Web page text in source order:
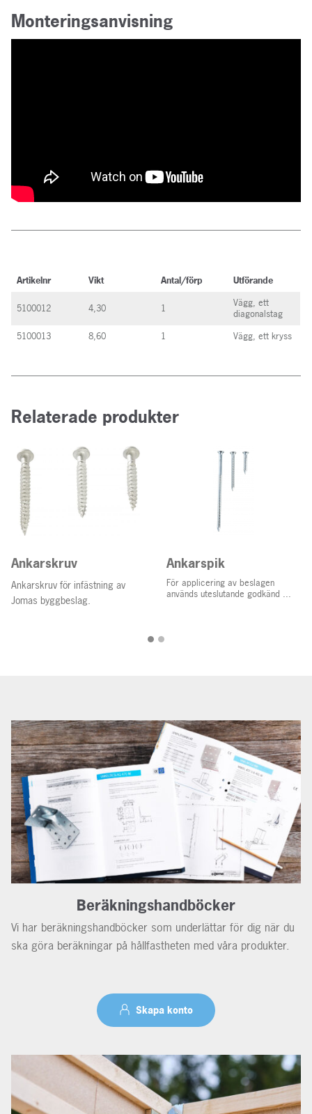
Monteringsanvisning
Artikelnr Vikt Antal/förp Utförande
5100012 4,30 1
Vägg, ett
diagonalstag
5100013
8,60 1 Vägg, ett kryss
Relaterade produkter
Ankarskruv
Ankarskruv för infästning av
Jomas byggbeslag.
Ankarspik
För applicering av beslagen
används uteslutande godkänd ...
Beräkningshandböcker
Vi har beräkningshandböcker som underlättar för dig när du
ska göra beräkningar på hållfastheten med våra produkter.
Skapa konto